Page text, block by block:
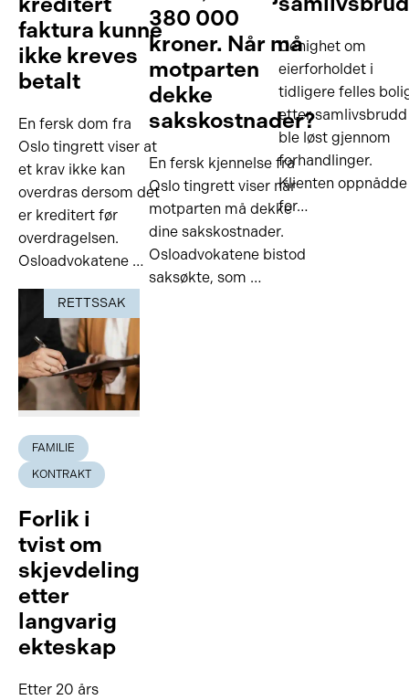
faktura kunne
ikke kreves
betalt
En fersk dom fra
Oslo tingrett viser at
et krav ikke kan
overdras dersom det
er kreditert før
overdragelsen.
Osloadvokatene …
380 000
kroner. Når må
motparten
dekke
sakskostnader?
En fersk kjennelse fra
Oslo tingrett viser når
motparten må dekke
dine sakskostnader.
Osloadvokatene bistod
saksøkte, som …
Uenighet om
eierforholdet i
tidligere felles
etter samlivsbrudd
ble løst gjennom
forhandlinger.
Klienten oppnådde
for…
RETTSSAK
FAMILIE
KONTRAKT
Forlik i
tvist om
skjevdeling
etter
langvarig
ekteskap
Etter 20 års